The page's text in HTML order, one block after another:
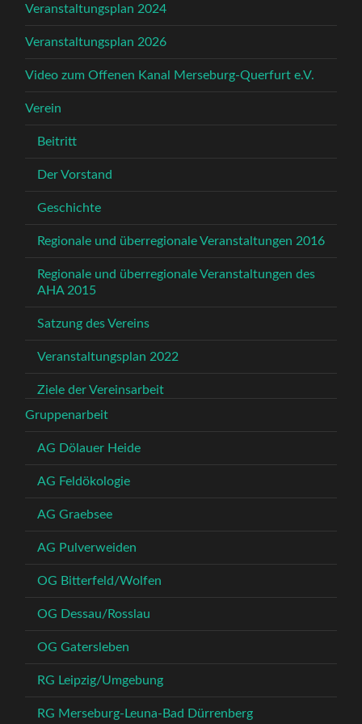
Veranstaltungsplan 2024
Veranstaltungsplan 2026
Video zum Offenen Kanal Merseburg-Querfurt e.V.
Verein
Beitritt
Der Vorstand
Geschichte
Regionale und überregionale Veranstaltungen 2016
Regionale und überregionale Veranstaltungen des
AHA 2015
Satzung des Vereins
Veranstaltungsplan 2022
Ziele der Vereinsarbeit
Gruppenarbeit
AG Dölauer Heide
AG Feldökologie
AG Graebsee
AG Pulverweiden
OG Bitterfeld/Wolfen
OG Dessau/Rosslau
OG Gatersleben
RG Leipzig/Umgebung
RG Merseburg-Leuna-Bad Dürrenberg